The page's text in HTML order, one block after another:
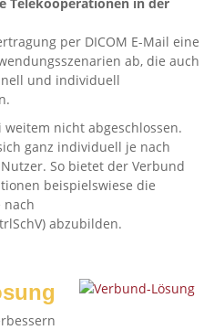
per DICOM E-Mail eine
ab, die auch
und individuell
nicht abgeschlossen.
ganz individuell je nach
So bietet der Verbund
beispielswiese die
nach
abzubilden.